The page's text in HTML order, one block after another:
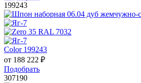
199243
Color 199243
от 188 222 ₽
Подобрать
307190